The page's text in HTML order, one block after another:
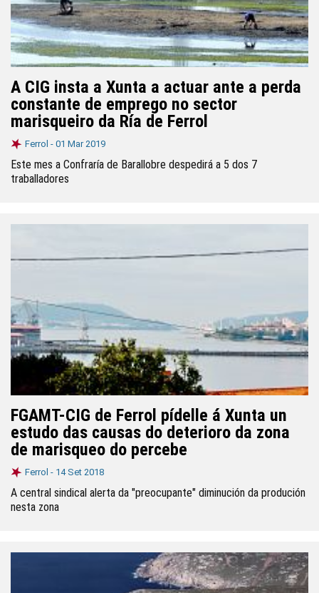
A CIG insta a Xunta a actuar ante a perda
constante de emprego no sector
marisqueiro da Ría de Ferrol
Ferrol - 01 Mar 2019
Este mes a Confraría de Barallobre despedirá a 5 dos 7
traballadores
FGAMT-CIG de Ferrol pídelle á Xunta un
estudo das causas do deterioro da zona
de marisqueo do percebe
Ferrol - 14 Set 2018
A central sindical alerta da "preocupante" diminución da produción
nesta zona